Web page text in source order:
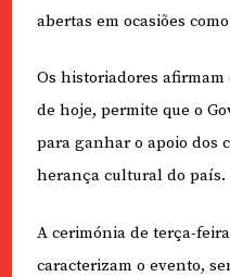
abertas em ocasiões
Os historiadores
de hoje, permite que o
para ganhar o apoio dos
herança cultural do país.
A cerimónia de terça-
caracterizam o evento,